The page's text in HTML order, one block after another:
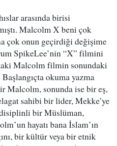
arasında birisi
Malcolm X beni çok
çok onun geçirdiği değişime
SpikeLee’nin “X” filmini
Malcolm filmin sonundaki
okuma yazma
Malcolm, sonunda ise bir eş,
sahibi bir lider, Mekke’ye
disiplinli bir Müslüman,
hayatı bana İslam’ın
bir kültür veya bir etnik